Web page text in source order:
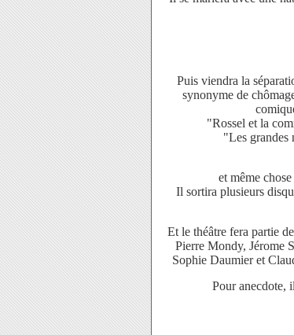
Puis viendra la
synonyme de
"Rossel et la
"Les
et même
Il sortira plusieurs
Et le théâtre fera partie
Pierre Mondy, Jérome
Sophie Daumier et
Pour anecdote,